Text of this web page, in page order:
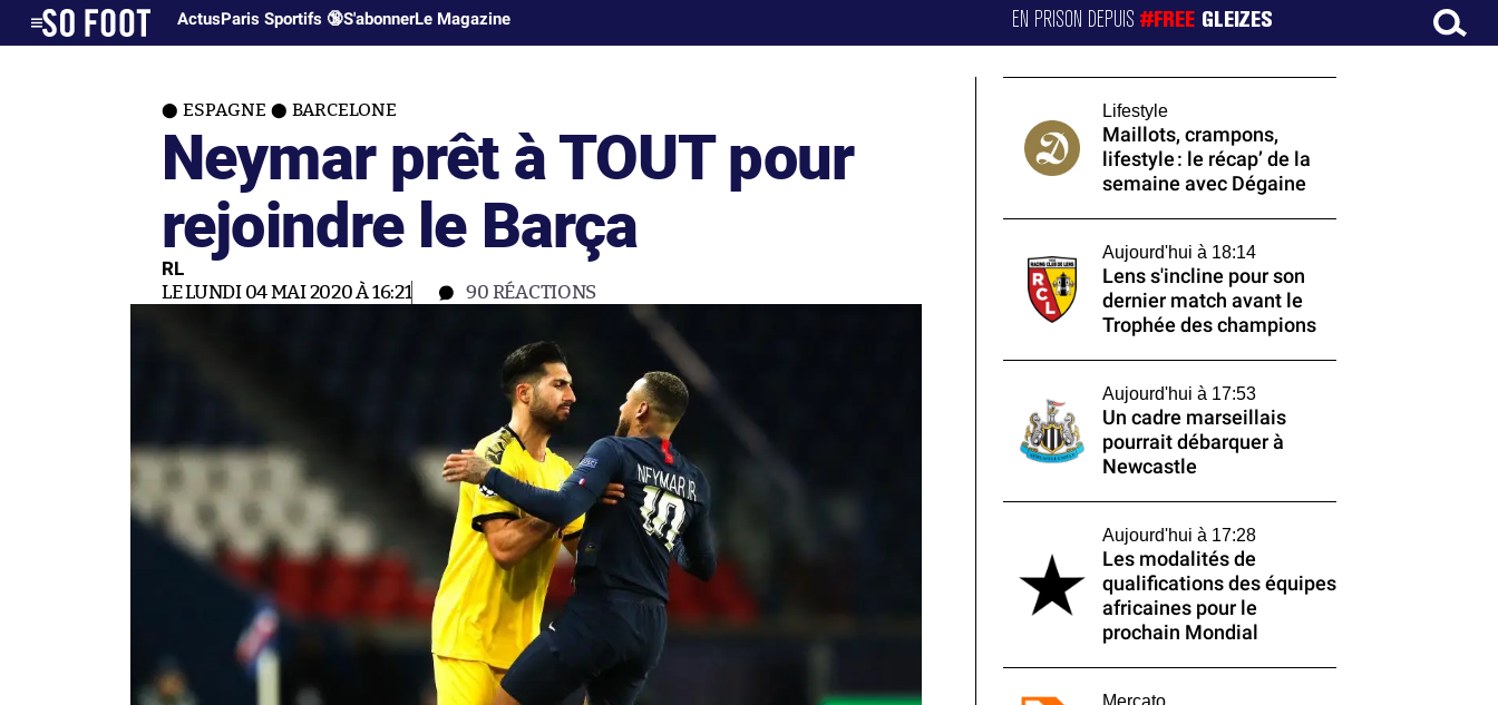
ActusParis Sportifs 🔞S'abonnerLe Magazine EN PRISON DEPUIS#FREE GLEIZES
ESPAGNE BARCELONE
Neymar prêt à TOUT pour
rejoindre le Barça
RL
LE LUNDI 04 MAI 2020 À 16:21 90 RÉACTIONS
Lifestyle
Maillots, crampons,
lifestyle : le récap’ de la
semaine avec Dégaine
Aujourd'hui à 18:14
Lens s'incline pour son
dernier match avant le
Trophée des champions
Aujourd'hui à 17:53
Un cadre marseillais
pourrait débarquer à
Newcastle
Aujourd'hui à 17:28
Les modalités de
qualifications des équipes
africaines pour le
prochain Mondial
Mercato